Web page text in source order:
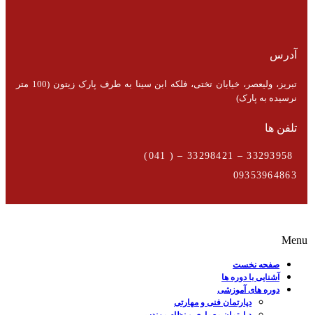
آدرس
تبریز، ولیعصر، خیابان تختی، فلکه ابن سینا به طرف پارک زیتون (100 متر
نرسیده به پارک)
تلفن ها
09353964863
Menu
صفحه نخست
آشنایی با دوره ها
دوره های آموزشی
دپارتمان فنی و مهارتی